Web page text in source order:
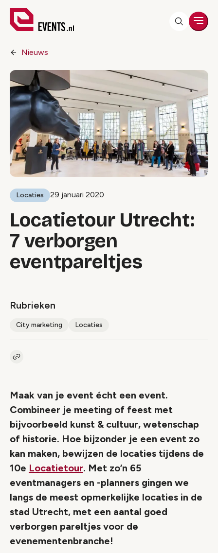
Nieuws
Locaties 29 januari 2020
Locatietour Utrecht:
7 verborgen
eventpareltjes
Rubrieken
City marketing Locaties
Kopieer link naar artikel
Maak van je event écht een event.
Combineer je meeting of feest met
bijvoorbeeld kunst & cultuur, wetenschap
of historie. Hoe bijzonder je een event zo
kan maken, bewijzen de locaties tijdens de
10e Locatietour. Met zo’n 65
eventmanagers en -planners gingen we
langs de meest opmerkelijke locaties in de
stad Utrecht, met een aantal goed
verborgen pareltjes voor de
evenementenbranche!